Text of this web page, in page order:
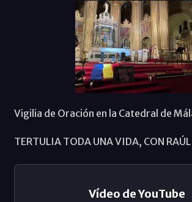
Vigilia de Oración en la Catedral de
TERTULIA TODA UNA VIDA, CON
Vídeo de YouTube